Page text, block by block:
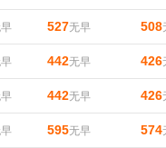
527无早 508
442无早 426
442无早 426
595无早 574